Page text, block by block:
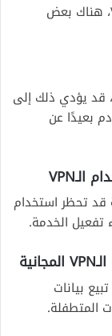
على الرغم من الفوائد العديدة لاستخدام VPN، هناك بعض
قد يؤدي ذلك إلى
بعيدًا عن
قد تحظر استخدام
بيانات
المتطفلة.